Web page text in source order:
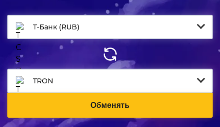
Т-Банк (RUB)
TRON
Обменять